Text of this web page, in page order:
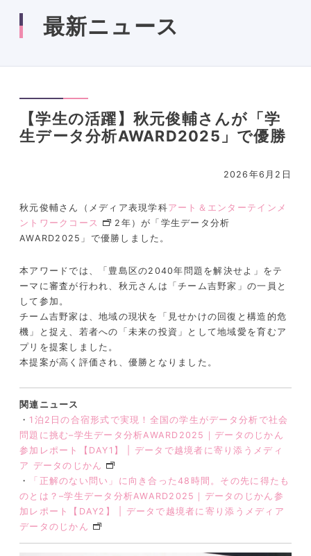
最新ニュース
【学生の活躍】秋元俊輔さんが「学
生データ分析AWARD2025」で優勝
2026年6月2日
秋元俊輔さん（メディア表現学科アート＆エンターテインメ
ントワークコース
2年）が「学生データ分析
AWARD2025」で優勝しました。
本アワードでは、「豊島区の2040年問題を解決せよ」をテ
ーマに審査が行われ、秋元さんは「チーム吉野家」の一員と
して参加。
チーム吉野家は、地域の現状を「見せかけの回復と構造的危
機」と捉え、若者への「未来の投資」として地域愛を育むア
プリを提案しました。
本提案が高く評価され、優勝となりました。
関連ニュース
・ 1泊2日の合宿形式で実現！全国の学生がデータ分析で社会
問題に挑む–学生データ分析AWARD2025｜データのじかん
参加レポート【DAY1】 | データで越境者に寄り添うメディ
ア データのじかん
・
「正解のない問い」に向き合った48時間。その先に得たも
のとは？–学生データ分析AWARD2025｜データのじかん参
加レポート【DAY2】 | データで越境者に寄り添うメディア
データのじかん